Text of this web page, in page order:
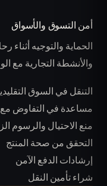
أمن التسوق والأسواق
الحماية والتوجيه أثناء
والأنشطة التجارية مع
التنقل في السوق
مساعدة في التفاوض مع
منع الاحتيال والرسوم
التحقق من صحة المنتج
إرشادات الدفع الآمن
شراء تأمين النقل